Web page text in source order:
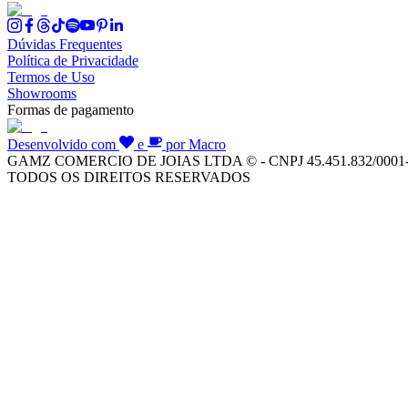
Dúvidas Frequentes
Política de Privacidade
Termos de Uso
Showrooms
Formas de pagamento
Desenvolvido com e
por Macro
GAMZ COMERCIO DE JOIAS LTDA © - CNPJ 45.451.832/
TODOS OS DIREITOS RESERVADOS